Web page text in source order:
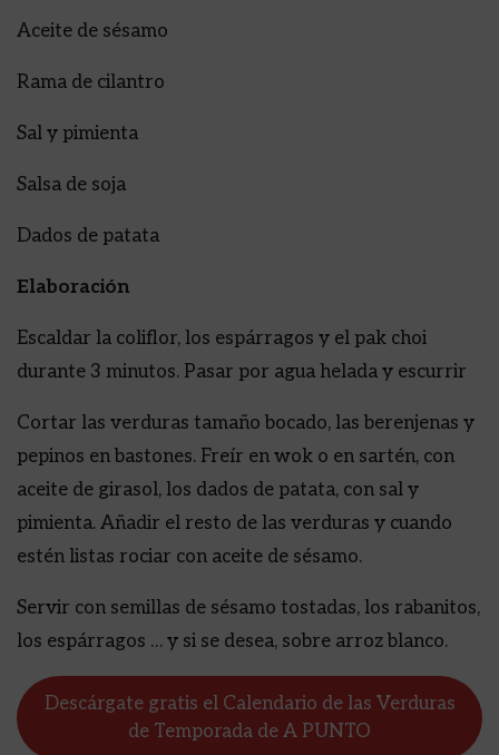
Aceite de sésamo
Rama de cilantro
Sal y pimienta
Salsa de soja
Dados de patata
Elaboración
Escaldar la coliflor, los espárragos y el pak choi
durante 3 minutos. Pasar por agua helada y escurrir
Cortar las verduras tamaño bocado, las berenjenas y
pepinos en bastones. Freír en wok o en sartén, con
aceite de girasol, los dados de patata, con sal y
pimienta. Añadir el resto de las verduras y cuando
estén listas rociar con aceite de sésamo.
Servir con semillas de sésamo tostadas, los rabanitos,
los espárragos … y si se desea, sobre arroz blanco.
Descárgate gratis el Calendario de las Verduras
de Temporada de A PUNTO